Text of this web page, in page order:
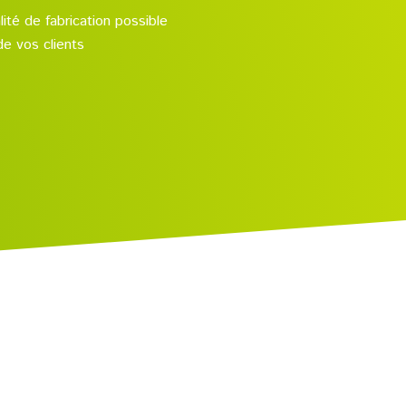
de fabrication possible
vos clients